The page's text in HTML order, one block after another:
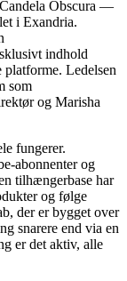
Obscura —
i Exandria.
indhold
platforme. Ledelsen
som
og Marisha
fungerer.
abonnenter og
tilhængerbase har
og følge
der er bygget over
snarere end via en
er det aktiv, alle